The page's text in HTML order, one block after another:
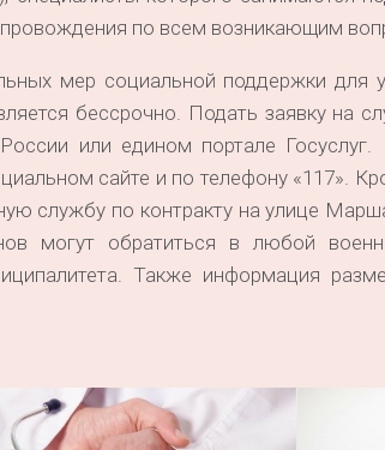
по всем возникающим
мер социальной поддержки для
бессрочно. Подать заявку на
или едином портале
сайте и по телефону «117».
службу по контракту на улице
могут обратиться в любой
Также информация